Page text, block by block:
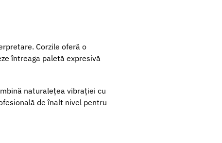
Corzile oferă o
întreaga paletă expresivă
naturalețea vibrației cu
de înalt nivel pentru